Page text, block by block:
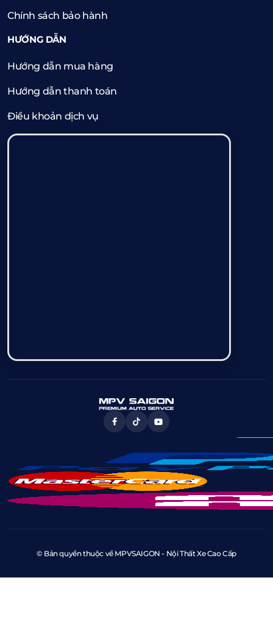
Chính sách bảo hành
HƯỚNG DẪN
Hướng dẫn mua hàng
Hướng dẫn thanh toán
Điều khoản dịch vụ
© Bản quyền thuộc về MPVSAIGON - Nội Thất Xe Cao Cấp